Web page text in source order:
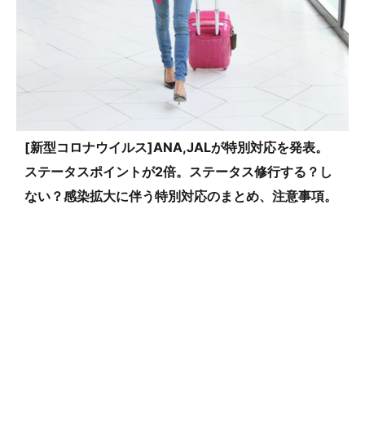
[新型コロナウイルス]ANA,JALが特別対応を発表。
ステータスポイントが2倍。ステータス修行する？し
ない？感染拡大に伴う特別対応のまとめ、注意事項。